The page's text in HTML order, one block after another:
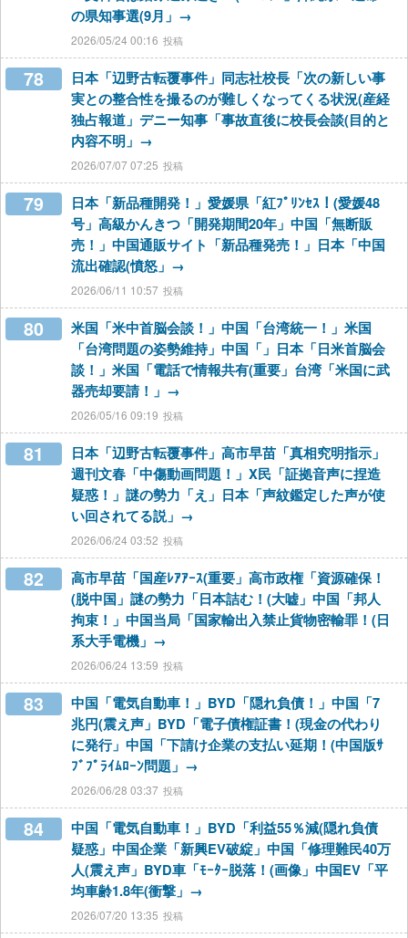
の県知事選(9月」→
2026/05/24 00:16
78
日本「辺野古転覆事件」同志社校長「次の新しい事
実との整合性を撮るのが難しくなってくる状況(産経
独占報道」デニー知事「事故直後に校長会談(目的と
内容不明」→
2026/07/07 07:25
79
日本「新品種開発！」愛媛県「紅ﾌﾟﾘﾝｾｽ！(愛媛48
号」高級かんきつ「開発期間20年」中国「無断販
売！」中国通販サイト「新品種発売！」日本「中国
流出確認(憤怒」→
2026/06/11 10:57
80
米国「米中首脳会談！」中国「台湾統一！」米国
「台湾問題の姿勢維持」中国「」日本「日米首脳会
談！」米国「電話で情報共有(重要」台湾「米国に武
器売却要請！」→
2026/05/16 09:19
81
日本「辺野古転覆事件」高市早苗「真相究明指示」
週刊文春「中傷動画問題！」X民「証拠音声に捏造
疑惑！」謎の勢力「え」日本「声紋鑑定した声が使
い回されてる説」→
2026/06/24 03:52
82
高市早苗「国産ﾚｱｱｰｽ(重要」高市政権「資源確保！
(脱中国」謎の勢力「日本詰む！(大嘘」中国「邦人
拘束！」中国当局「国家輸出入禁止貨物密輸罪！(日
系大手電機」→
2026/06/24 13:59
83
中国「電気自動車！」BYD「隠れ負債！」中国「7
兆円(震え声」BYD「電子債権証書！(現金の代わり
に発行」中国「下請け企業の支払い延期！(中国版ｻ
ﾌﾞﾌﾟﾗｲﾑﾛｰﾝ問題」→
2026/06/28 03:37
84
中国「電気自動車！」BYD「利益55％減(隠れ負債
疑惑」中国企業「新興EV破綻」中国「修理難民40万
人(震え声」BYD車「ﾓｰﾀｰ脱落！(画像」中国EV「平
均車齢1.8年(衝撃」→
2026/07/20 13:35